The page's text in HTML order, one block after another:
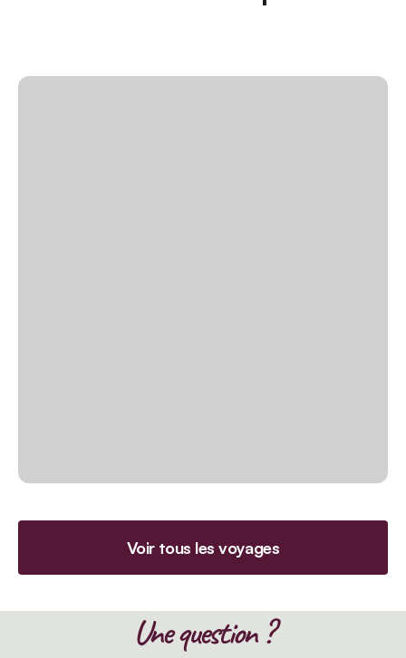
Voir tous les voyages
Une question ?